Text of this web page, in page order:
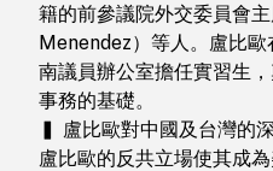
籍的前參議院外交委員會
Menendez）等人。盧比
南議員辦公室擔任實習生
事務的基礎。
▍ 盧比歐對中國及台灣的
盧比歐的反共立場使其成